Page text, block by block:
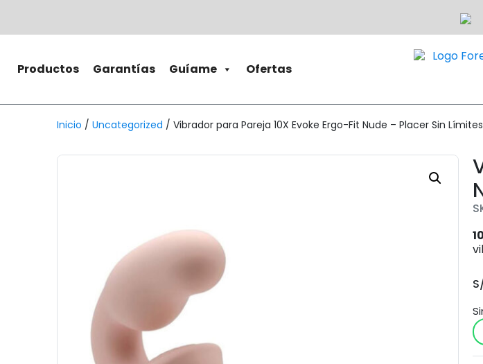
Productos Garantías Guíame Ofertas
Inicio / Uncategorized / Vibrador para Pareja 10X Evoke Ergo-Fit Nude – Placer Sin Límites